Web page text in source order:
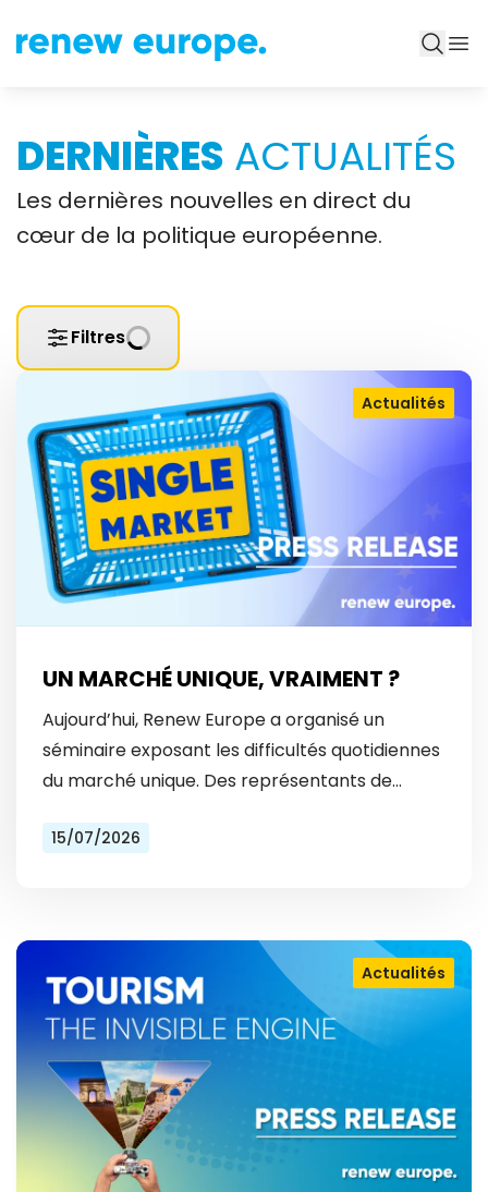
DERNIÈRES ACTUALITÉS
Les dernières nouvelles en direct du
cœur de la politique européenne.
Filtres
Actualités
UN MARCHÉ UNIQUE, VRAIMENT ?
Aujourd’hui, Renew Europe a organisé un
séminaire exposant les difficultés quotidiennes
du marché unique. Des représentants de
auxquels ils font face tous les…
15/07/2026
Actualités